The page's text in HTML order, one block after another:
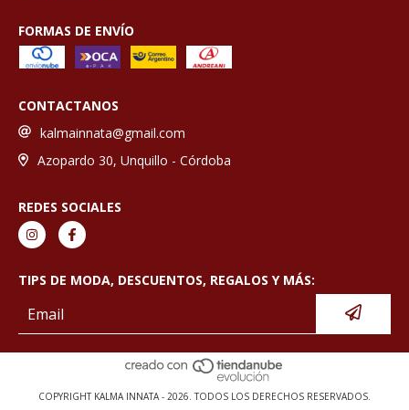
FORMAS DE ENVÍO
CONTACTANOS
kalmainnata@gmail.com
Azopardo 30, Unquillo - Córdoba
REDES SOCIALES
TIPS DE MODA, DESCUENTOS, REGALOS Y MÁS:
COPYRIGHT KALMA INNATA - 2026. TODOS LOS DERECHOS RESERVADOS.